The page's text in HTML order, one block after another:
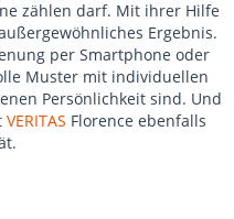
zählen darf. Mit ihrer Hilfe
Ergebnis.
per Smartphone oder
Muster mit individuellen
Persönlichkeit sind. Und
VERITAS Florence ebenfalls